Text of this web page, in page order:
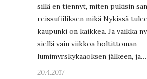
sillä en tiennyt, miten pukisin
reissufiiliksen mikä Nykissä
kaupunki on kaikkea. Ja vaikka
siellä vain viikkoa holtittoman
lumimyrskykaaoksen jälkeen, ja…
20.4.2017